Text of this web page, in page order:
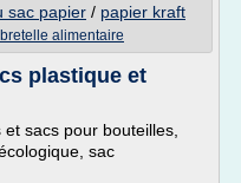
sac papier / papier kraft
alimentaire
plastique et
sacs pour bouteilles,
sac